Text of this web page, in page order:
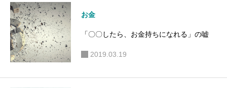
お金
「〇〇したら、お金持ちになれる」の嘘
2019.03.19